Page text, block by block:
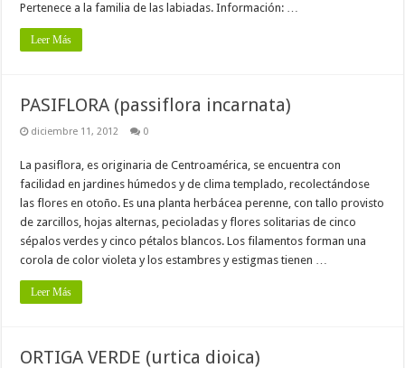
Pertenece a la familia de las labiadas. Información: …
Leer Más
PASIFLORA (passiflora incarnata)
diciembre 11, 2012 0
La pasiflora, es originaria de Centroamérica, se encuentra con
facilidad en jardines húmedos y de clima templado, recolectándose
las flores en otoño. Es una planta herbácea perenne, con tallo provisto
de zarcillos, hojas alternas, pecioladas y flores solitarias de cinco
sépalos verdes y cinco pétalos blancos. Los filamentos forman una
corola de color violeta y los estambres y estigmas tienen …
Leer Más
ORTIGA VERDE (urtica dioica)